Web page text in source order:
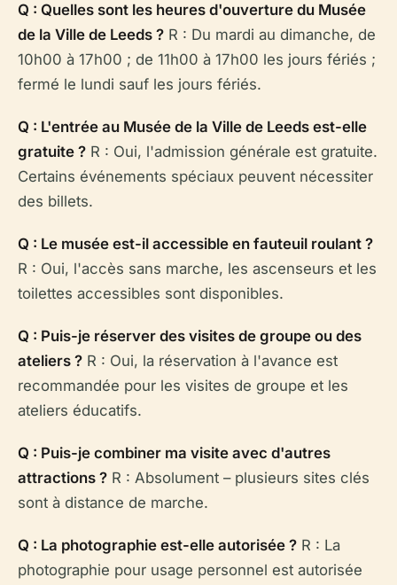
Q : Quelles sont les heures d'ouverture du Musée
de la Ville de Leeds ? R : Du mardi au dimanche, de
10h00 à 17h00 ; de 11h00 à 17h00 les jours fériés ;
fermé le lundi sauf les jours fériés.
Q : L'entrée au Musée de la Ville de Leeds est-elle
gratuite ? R : Oui, l'admission générale est gratuite.
Certains événements spéciaux peuvent nécessiter
des billets.
Q : Le musée est-il accessible en fauteuil roulant ?
R : Oui, l'accès sans marche, les ascenseurs et les
toilettes accessibles sont disponibles.
Q : Puis-je réserver des visites de groupe ou des
ateliers ? R : Oui, la réservation à l'avance est
recommandée pour les visites de groupe et les
ateliers éducatifs.
Q : Puis-je combiner ma visite avec d'autres
attractions ? R : Absolument – plusieurs sites clés
sont à distance de marche.
Q : La photographie est-elle autorisée ? R : La
photographie pour usage personnel est autorisée